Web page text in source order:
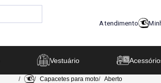
Atendimento
Vestuário
Capacetes para moto Aberto